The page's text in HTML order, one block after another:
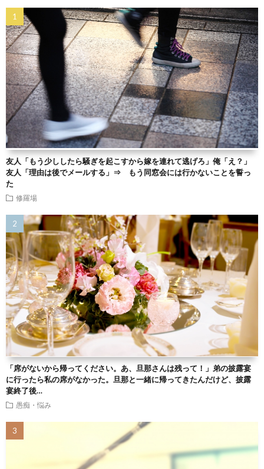
友人「もう少ししたら騒ぎを起こすから嫁を連れて逃げろ」俺「え？」
友人「理由は後でメールする」⇒ もう同窓会には行かないことを誓っ
た
修羅場
「席がないから帰ってください。あ、旦那さんは残って！」弟の披露宴
に行ったら私の席がなかった。旦那と一緒に帰ってきたんだけど、披露
宴終了後…
愚痴・悩み